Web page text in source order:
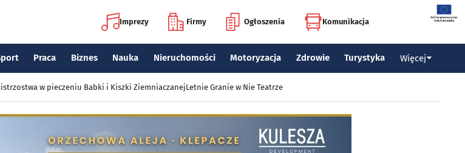
Imprezy Firmy Ogłoszenia Komunikacja
Praca Biznes Nauka Nieruchomości Motoryzacja Zdrowie Turystyka Więcej
w pieczeniu Babki i Kiszki ZiemniaczanejLetnie Granie w Nie Teatrze